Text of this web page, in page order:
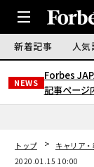
新着記事 人気
NEWS
Forbes
記事ページ
トップ キャリア
2020.01.15 10:00